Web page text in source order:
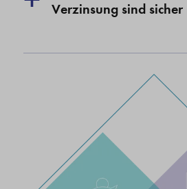
Verzinsung sind sicher